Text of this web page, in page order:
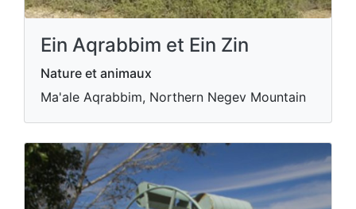
Ein Aqrabbim et Ein Zin
Nature et animaux
Ma'ale Aqrabbim, Northern Negev Mountain